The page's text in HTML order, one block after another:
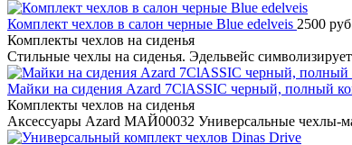
Комплект чехлов в салон черные Blue edelveis 2500
Комплекты чехлов на сиденья
Стильные чехлы на сиденья. Эдельвейс
Майки на сидения Azard 7ClASSIC черный, полный
Комплекты чехлов на сиденья
Аксессуары Azard МАЙ00032 Универсальные чехлы-